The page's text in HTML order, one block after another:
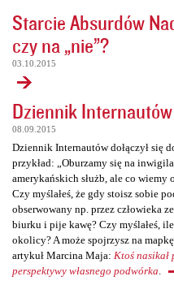
Starcie Absurdów
czy na „nie”?
03.10.2015
Dziennik
08.09.2015
Dziennik Internautów dołączył się
przykład: „Oburzamy się na
amerykańskich służb, ale co
Czy myślałeś, że gdy stoisz sobie
obserwowany np. przez człowieka
biurku i pije kawę? Czy myślałeś,
okolicy? A może spojrzysz na
artykuł Marcina Maja: Ktoś
perspektywy własnego podwórka